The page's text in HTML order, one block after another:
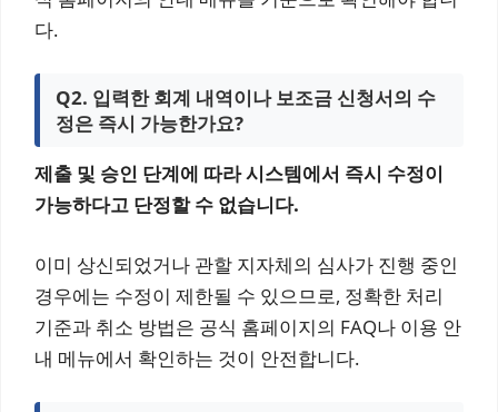
다.
Q2. 입력한 회계 내역이나 보조금 신청서의 수
정은 즉시 가능한가요?
제출 및 승인 단계에 따라 시스템에서 즉시 수정이
가능하다고 단정할 수 없습니다.
이미 상신되었거나 관할 지자체의 심사가 진행 중인
경우에는 수정이 제한될 수 있으므로, 정확한 처리
기준과 취소 방법은 공식 홈페이지의 FAQ나 이용 안
내 메뉴에서 확인하는 것이 안전합니다.